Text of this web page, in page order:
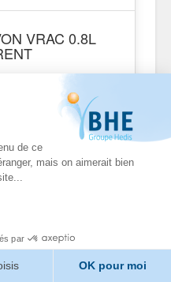
de ce
mais on aimerait bien
par
OK pour moi
VRAC 0.8L